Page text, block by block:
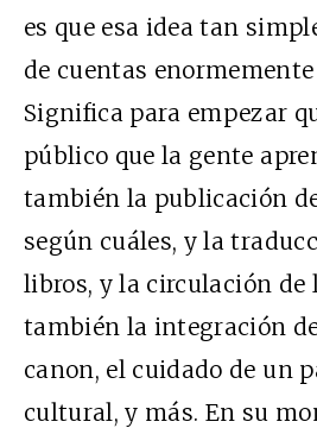
es que esa idea tan
de cuentas
Significa para empezar
público que la gente
también la publicación
según cuáles, y la
libros, y la circulación de
también la integración
canon, el cuidado de un
cultural, y más. En su